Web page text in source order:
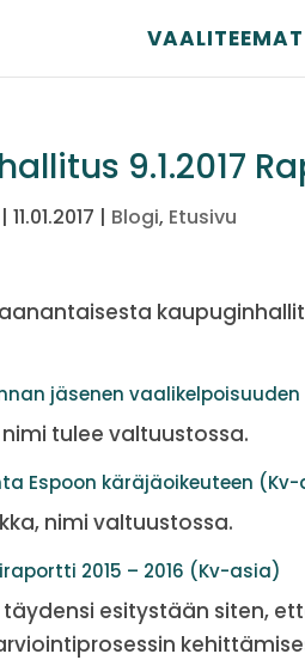
VAALITEEMAT
9.1.2017
|11.01.2017 | Blogi, Etusivu
jäsenen
tulee valtuustossa.
Espoon käräjäoikeuteen
nimi valtuustossa.
2015 – 2016 (Kv-asia)
esitystään siten,